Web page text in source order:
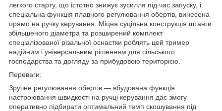
легкого старту, що істотно знижує зусилля під час запуску, і
спеціальна функція плавного регулювання обертів, винесена
прямо на ручку керування. Міцна суцільна конструкція штанги
збільшеного діаметра та розширений комплект
спеціалізованої різальної оснастки роблять цей тример
надійним і універсальним рішенням для сільського
господарства та догляду за прибудовою територією.
Переваги:
Зручне регулювання обертів — вбудована функція
настроювання швидкості на ручці керування дає змогу
оперативно підбирати оптимальний темп скошування під